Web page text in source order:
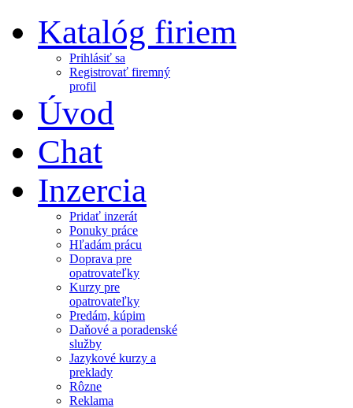
Katalóg firiem
Prihlásiť sa
Registrovať firemný
profil
Úvod
Chat
Inzercia
Pridať inzerát
Ponuky práce
Hľadám prácu
Doprava pre
opatrovateľky
Kurzy pre
opatrovateľky
Predám, kúpim
Daňové a poradenské
služby
Jazykové kurzy a
preklady
Rôzne
Reklama